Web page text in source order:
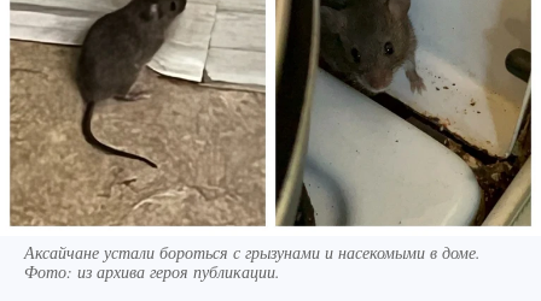
Аксайчане устали бороться с грызунами и насекомыми в доме.
Фото: из архива героя публикации.